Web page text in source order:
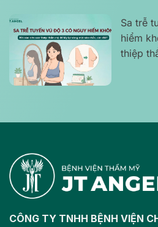
Sa trễ
hiểm
thiệp
CÔNG TY TNHH BỆNH VIỆN